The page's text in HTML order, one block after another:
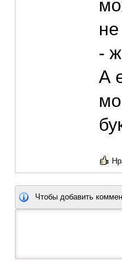
-
А
Чтобы добавить